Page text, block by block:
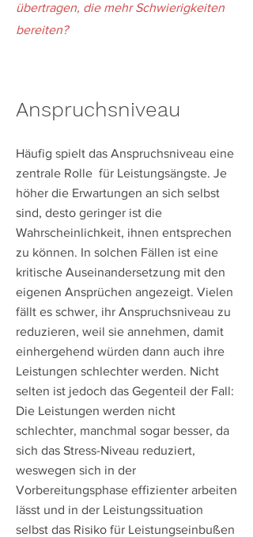
übertragen, die mehr Schwierigkeiten
bereiten?
​Anspruchsniveau
Häufig spielt das Anspruchsniveau eine
zentrale Rolle für Leistungsängste. Je
höher die Erwartungen an sich selbst
sind, desto geringer ist die
Wahrscheinlichkeit, ihnen entsprechen
zu können. In solchen Fällen ist eine
kritische Auseinandersetzung mit den
eigenen Ansprüchen angezeigt. Vielen
fällt es schwer, ihr Anspruchsniveau zu
reduzieren, weil sie annehmen, damit
einhergehend würden dann auch ihre
Leistungen schlechter werden. Nicht
selten ist jedoch das Gegenteil der Fall:
Die Leistungen werden nicht
schlechter, manchmal sogar besser, da
sich das Stress-Niveau reduziert,
weswegen sich in der
Vorbereitungsphase effizienter arbeiten
lässt und in der Leistungssituation
selbst das Risiko für Leistungseinbußen